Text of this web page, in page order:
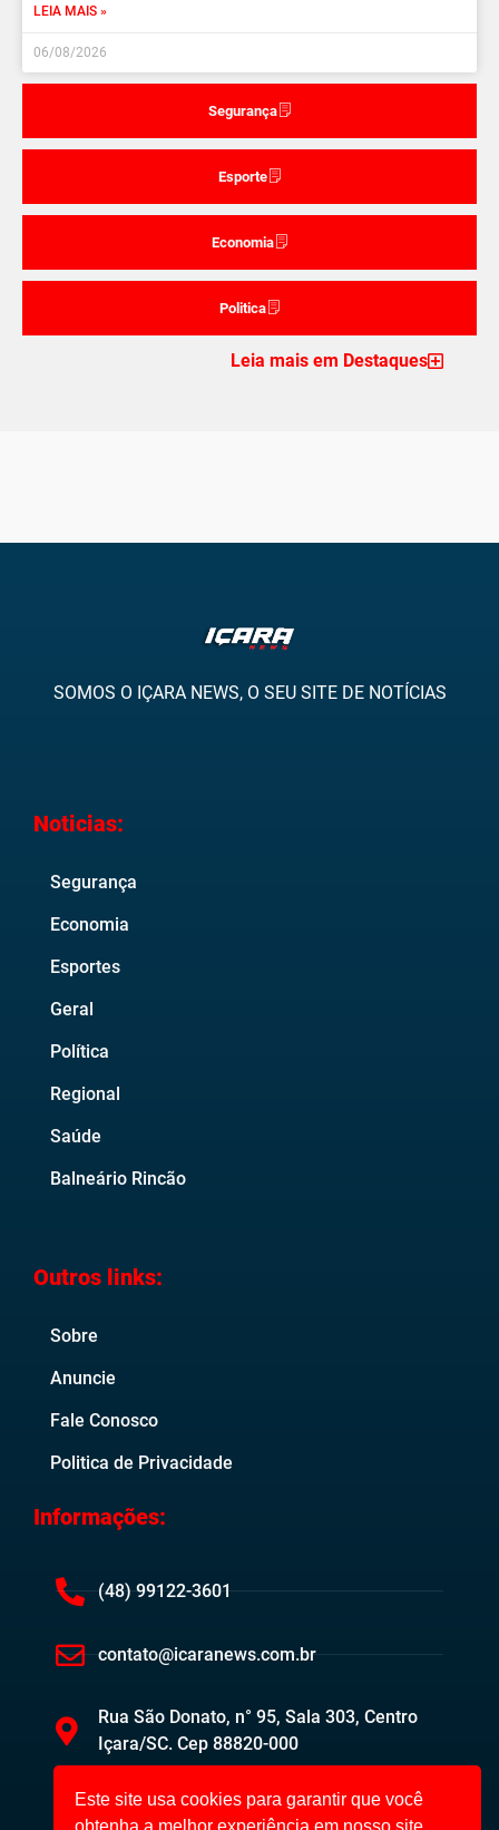
Segurança
Esporte
Economia
Politica
LEIA MAIS »
06/08/2026
Leia mais em Destaques
SOMOS O IÇARA NEWS, O SEU SITE DE NOTÍCIAS
Noticias:
Segurança
Economia
Esportes
Geral
Política
Regional
Saúde
Balneário Rincão
Outros links:
Sobre
Anuncie
Fale Conosco
Politica de Privacidade
Informações:
(48) 99122-3601
contato@icaranews.com.br
Rua São Donato, n° 95, Sala 303, Centro
Içara/SC. Cep 88820-000
Este site usa cookies para garantir que você
obtenha a melhor experiência em nosso site.